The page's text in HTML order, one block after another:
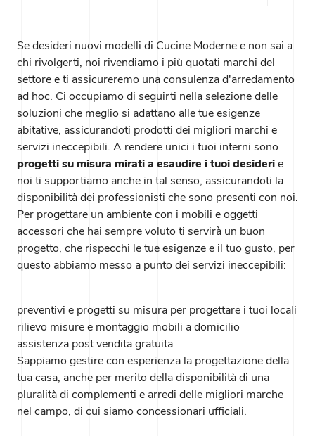
Se desideri nuovi modelli di Cucine Moderne e non sai a
chi rivolgerti, noi rivendiamo i più quotati marchi del
settore e ti assicureremo una consulenza d'arredamento
ad hoc. Ci occupiamo di seguirti nella selezione delle
soluzioni che meglio si adattano alle tue esigenze
abitative, assicurandoti prodotti dei migliori marchi e
servizi ineccepibili. A rendere unici i tuoi interni sono
progetti su misura mirati a esaudire i tuoi desiderie
noi ti supportiamo anche in tal senso, assicurandoti la
disponibilità dei professionisti che sono presenti con noi.
Per progettare un ambiente con i mobili e oggetti
accessori che hai sempre voluto ti servirà un buon
progetto, che rispecchi le tue esigenze e il tuo gusto, per
questo abbiamo messo a punto dei servizi ineccepibili:
preventivi e progetti su misura per progettare i tuoi locali
rilievo misure e montaggio mobili a domicilio
assistenza post vendita gratuita
Sappiamo gestire con esperienza la progettazione della
tua casa, anche per merito della disponibilità di una
pluralità di complementi e arredi delle migliori marche
nel campo, di cui siamo concessionari ufficiali.